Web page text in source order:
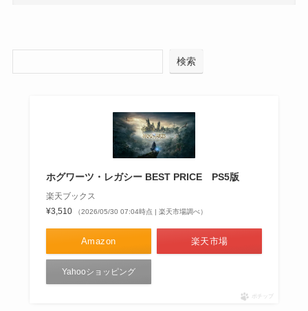
検索
ホグワーツ・レガシー BEST PRICE PS5版
楽天ブックス
¥3,510
（2026/05/30 07:04時点 | 楽天市場調べ）
Amazon 楽天市場
Yahooショッピング
ポチップ